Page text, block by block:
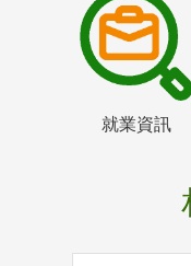
就業資訊